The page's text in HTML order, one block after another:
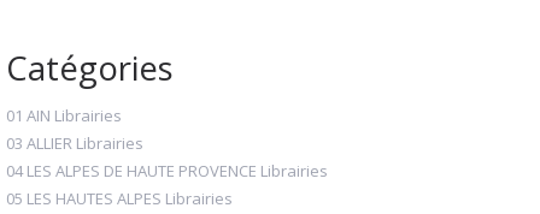
Catégories
01 AIN Librairies
03 ALLIER Librairies
04 LES ALPES DE HAUTE PROVENCE Librairies
05 LES HAUTES ALPES Librairies